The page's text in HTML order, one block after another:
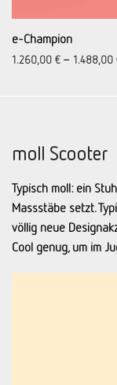
e-Champion
1.260,00 € – 1.488,00
moll Scooter
Typisch moll: ein
Massstäbe setzt.
völlig neue
Cool genug, um im